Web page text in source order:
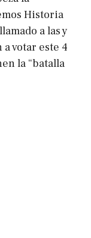
Historia
a las y
votar este 4
la “batalla